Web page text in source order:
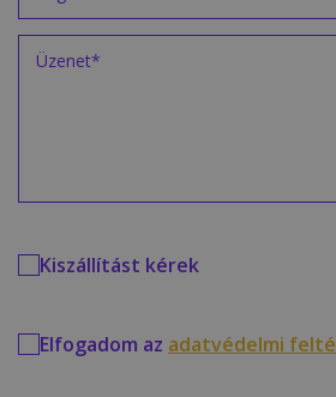
Kiszállítást kérek
Elfogadom az adatvédelmi